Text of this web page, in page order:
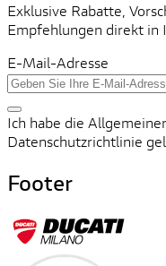
Exklusive Rabatte,
Empfehlungen direkt in
E-Mail-Adresse
Ich habe die
Datenschutzrichtlinie
Footer